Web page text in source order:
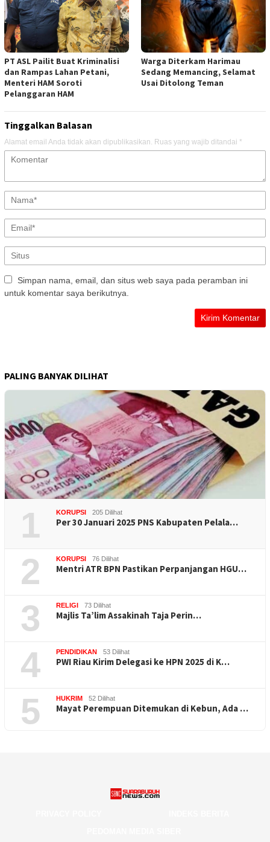
PT ASL Pailit Buat Kriminalisi
dan Rampas Lahan Petani,
Menteri HAM Soroti
Pelanggaran HAM
Warga Diterkam Harimau
Sedang Memancing, Selamat
Usai Ditolong Teman
Tinggalkan Balasan
Alamat email Anda tidak akan dipublikasikan. Ruas yang wajib ditandai *
Simpan nama, email, dan situs web saya pada peramban ini
untuk komentar saya berikutnya.
PALING BANYAK DILIHAT
1 KORUPSI 205 Dilihat
Per 30 Januari 2025 PNS Kabupaten Pelala…
2 KORUPSI 76 Dilihat
Mentri ATR BPN Pastikan Perpanjangan HGU…
3 RELIGI 73 Dilihat
Majlis Ta’lim Assakinah Taja Perin…
4 PENDIDIKAN 53 Dilihat
PWI Riau Kirim Delegasi ke HPN 2025 di K…
5 HUKRIM 52 Dilihat
Mayat Perempuan Ditemukan di Kebun, Ada …